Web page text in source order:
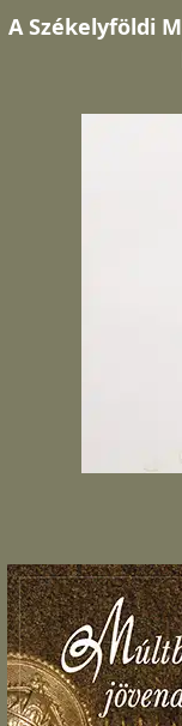
A Székelyföldi